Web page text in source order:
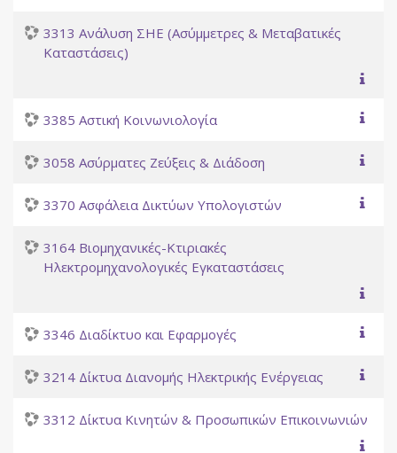
3313 Ανάλυση ΣΗΕ (Ασύμμετρες & Μεταβατικές
Καταστάσεις)
3385 Αστική Κοινωνιολογία
3058 Ασύρματες Ζεύξεις & Διάδοση
3370 Ασφάλεια Δικτύων Υπολογιστών
3164 Βιομηχανικές-Κτιριακές
Ηλεκτρομηχανολογικές Εγκαταστάσεις
3346 Διαδίκτυο και Εφαρμογές
3214 Δίκτυα Διανομής Ηλεκτρικής Ενέργειας
3312 Δίκτυα Κινητών & Προσωπικών Επικοινωνιών